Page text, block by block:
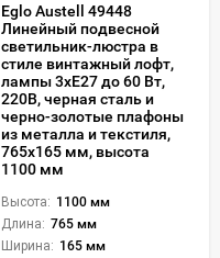
Eglo Austell 49448
Линейный подвесной
светильник-люстра в
стиле винтажный лофт,
лампы 3xE27 до 60 Вт,
220В, черная сталь и
черно-золотые плафоны
из металла и текстиля,
765x165 мм, высота
1100 мм
Высота: 1100 мм
Длина: 765 мм
Ширина: 165 мм